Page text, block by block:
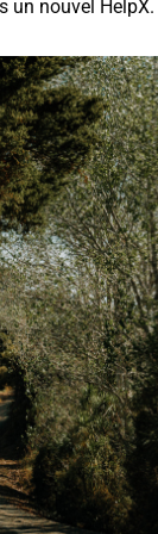
un nouvel HelpX.